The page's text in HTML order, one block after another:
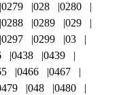
0279 028
0280
0288 0289
029
0297 0299
03
0438
0439
0466
0467
048 0480